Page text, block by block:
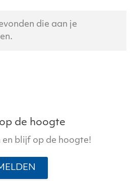
die aan je
de hoogte
en blijf op de hoogte!